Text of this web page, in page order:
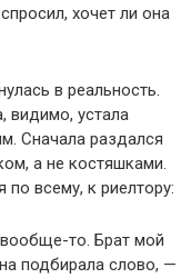
хочет ли она
в реальность.
видимо, устала
Сначала раздался
а не костяшками.
всему, к риелтору:
то. Брат мой
подбирала слово, —